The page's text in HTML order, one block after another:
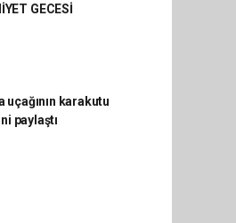
GECESİ
uçağının karakutu
paylaştı